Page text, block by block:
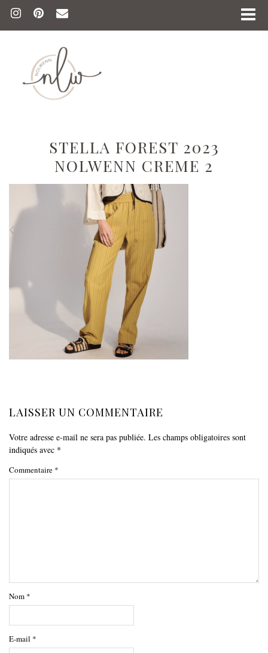
STELLA FOREST 2023
NOLWENN CREME 2
LAISSER UN COMMENTAIRE
Votre adresse e-mail ne sera pas publiée. Les champs obligatoires sont
indiqués avec *
Commentaire *
Nom *
E-mail *